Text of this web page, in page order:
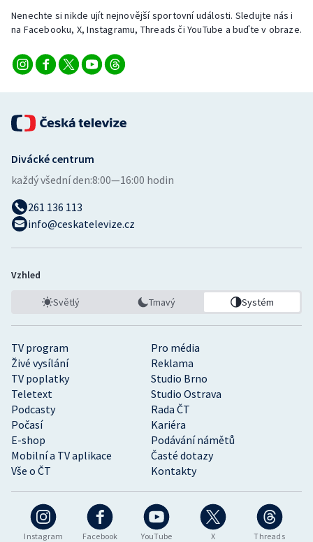
Nenechte si nikde ujít nejnovější sportovní události. Sledujte nás i
na Facebooku, X, Instagramu, Threads či YouTube a buďte v obraze.
Instagram Facebook YouTube X Threads
TV program
Pro média
Živé vysílání
Reklama
TV poplatky
Studio Brno
Teletext
Studio Ostrava
Podcasty
Rada ČT
Počasí
Kariéra
E-shop
Podávání námětů
Mobilní a TV aplikace
Časté dotazy
Vše o ČT
Kontakty
Divácké centrum
každý všední den:8:00—16:00 hodin
261 136 113
info@ceskatelevize.cz
Vzhled
Světlý Tmavý Systém